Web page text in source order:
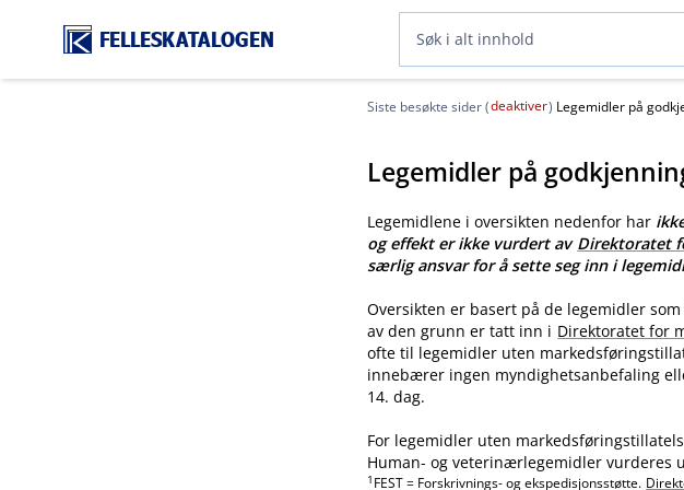
FELLESKATALOGEN
Siste besøkte sider (deaktiver) Legemidler på
Legemidler på
Legemidlene i oversikten nedenfor har
og effekt er ikke vurdert av Direktoratet
særlig ansvar for å sette seg inn i
Oversikten er basert på de legemidler
av den grunn er tatt inn i Direktoratet for
ofte til legemidler uten
innebærer ingen myndighetsanbefaling
14. dag.
For legemidler uten
Human- og veterinærlegemidler vurderes
1 FEST = Forskrivnings- og ekspedisjonsstøtte.